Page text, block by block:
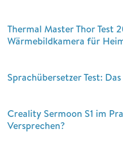
Thermal Master Thor Test
Wärmebildkamera für
Sprachübersetzer Test:
Creality Sermoon S1 im
Versprechen?